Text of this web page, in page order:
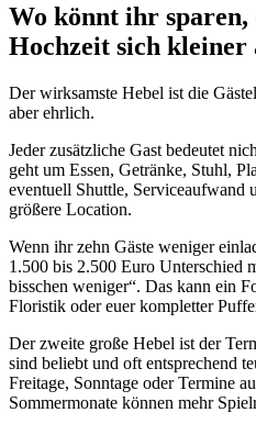
Wo könnt ihr sparen,
Hochzeit sich kleiner
Der wirksamste Hebel ist die
aber ehrlich.
Jeder zusätzliche Gast bedeutet
geht um Essen, Getränke, Stuhl,
eventuell Shuttle, Serviceaufwand
größere Location.
Wenn ihr zehn Gäste weniger
1.500 bis 2.500 Euro Unterschied
bisschen weniger“. Das kann ein
Floristik oder euer kompletter
Der zweite große Hebel ist der
sind beliebt und oft entsprechend
Freitage, Sonntage oder Termine
Sommermonate können mehr